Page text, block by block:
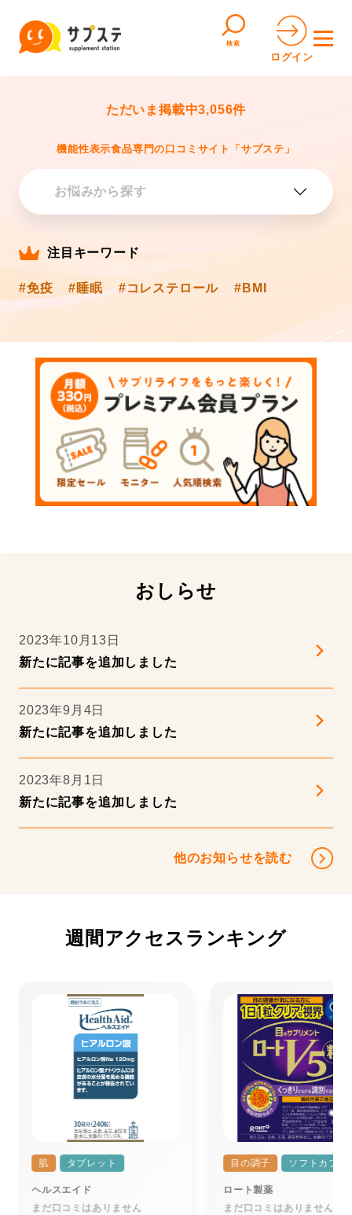
検索
ログイン
ただいま掲載中3,056件
機能性表示食品専門の口コミサイト「サプステ」
お悩みから探す
ミネラル
免疫
冷え・温度
口腔内
塩分
尿酸値
整腸・腸内環境
気持ち・活力
疲労
目の調子
目鼻の不快感
糖・血糖値
膣内環境
血流
血管
認知・記憶・判断・言語
肌・筋肉・骨
うるおい・乾燥
注目キーワード
#免疫 #睡眠 #コレステロール #BMI
おしらせ
2023年10月13日
新たに記事を追加しました
2023年9月4日
新たに記事を追加しました
2023年8月1日
新たに記事を追加しました
他のお知らせを読む
週間アクセスランキング
肌 タブレット
ヘルスエイド
まだ口コミはありません
目の調子 ソフトカプセ
ロート製薬
まだ口コミはありません